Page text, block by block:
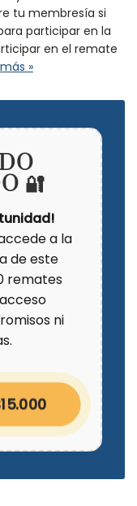
tu membresía si
participar en la
en el remate
»
🔐
a la
de este
remates
ni